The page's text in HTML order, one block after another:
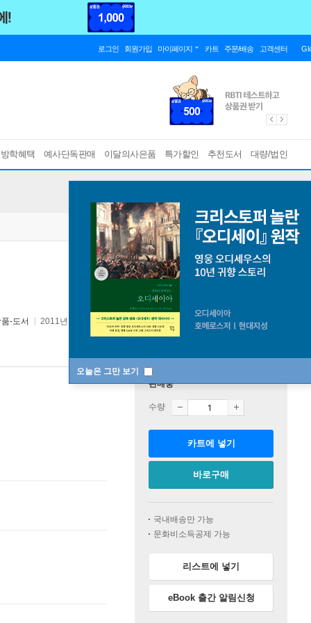
로그인 회원가입 마이페이지 카트 주문/배송 고객센터
학혜택 예사단독판매 이달의사은품 특가할인 추천도서 대량/법인
오늘은 그만 보기
-도서 2011년 06월 30일
판매중
수량
카트에 넣기
바로구매
국내배송만 가능
문화비소득공제 가능
리스트에 넣기
eBook 출간 알림신청